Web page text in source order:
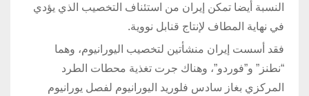
النسبة أيضا تمكن إيران من استئناف التخصيب الذي يؤدي
في نهاية المطاف لإنتاج قنابل نووية.
فقد أسست إيران منشأتين لتخصيب اليورانيوم، وهما
“نطنز” و”فوردو”، وهناك جرت تغذية محطات الطرد
المركزي بغاز سادس فلوريد اليورانيوم لفصل يورانيوم